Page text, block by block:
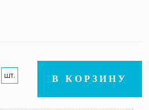
шт. В КОРЗИНУ